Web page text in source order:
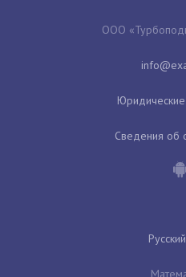
ООО
Сведения об